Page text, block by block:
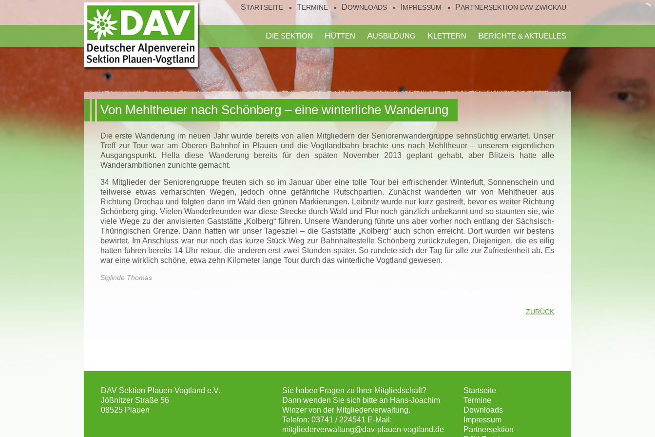
STARTSEITE TERMINE DOWNLOADS IMPRESSUM PARTNERSEKTION DAV ZWICKAU
DIE SEKTION HÜTTEN AUSBILDUNG KLETTERN BERICHTE & AKTUELLES
Von Mehltheuer nach Schönberg – eine winterliche Wanderung
Die erste Wanderung im neuen Jahr wurde bereits von allen Mitgliedern der Seniorenwandergruppe sehnsüchtig erwartet. Unser
Treff zur Tour war am Oberen Bahnhof in Plauen und die Vogtlandbahn brachte uns nach Mehltheuer – unserem eigentlichen
Ausgangspunkt. Hella diese Wanderung bereits für den späten November 2013 geplant gehabt, aber Blitzeis hatte alle
Wanderambitionen zunichte gemacht.
34 Mitglieder der Seniorengruppe freuten sich so im Januar über eine tolle Tour bei erfrischender Winterluft, Sonnenschein und
teilweise etwas verharschten Wegen, jedoch ohne gefährliche Rutschpartien. Zunächst wanderten wir von Mehltheuer aus
Richtung Drochau und folgten dann im Wald den grünen Markierungen. Leibnitz wurde nur kurz gestreift, bevor es weiter Richtung
Schönberg ging. Vielen Wanderfreunden war diese Strecke durch Wald und Flur noch gänzlich unbekannt und so staunten sie, wie
viele Wege zu der anvisierten Gaststätte „Kolberg“ führen. Unsere Wanderung führte uns aber vorher noch entlang der Sächsisch-
Thüringischen Grenze. Dann hatten wir unser Tagesziel – die Gaststätte „Kolberg“ auch schon erreicht. Dort wurden wir bestens
bewirtet. Im Anschluss war nur noch das kurze Stück Weg zur Bahnhaltestelle Schönberg zurückzulegen. Diejenigen, die es eilig
hatten fuhren bereits 14 Uhr retour, die anderen erst zwei Stunden später. So rundete sich der Tag für alle zur Zufriedenheit ab. Es
war eine wirklich schöne, etwa zehn Kilometer lange Tour durch das winterliche Vogtland gewesen.
Siglinde Thomas
ZURÜCK
DAV Sektion Plauen-Vogtland e.V.
Jößnitzer Straße 56
08525 Plauen
Sie haben Fragen zu Ihrer Mitgliedschaft?
Dann wenden Sie sich bitte an Hans-Joachim
Winzer von der Mitgliederverwaltung.
Telefon: 03741 / 224541 E-Mail:
mitgliederverwaltung@dav-plauen-vogtland.de
Startseite
Termine
Downloads
Impressum
Partnersektion